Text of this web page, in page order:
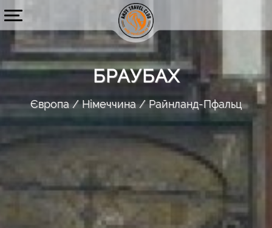
БРАУБАХ
Європа Німеччина Райнланд-Пфальц